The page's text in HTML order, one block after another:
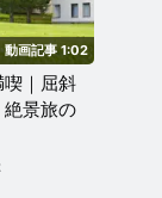
動画記事 1:02
｜屈斜
景旅の